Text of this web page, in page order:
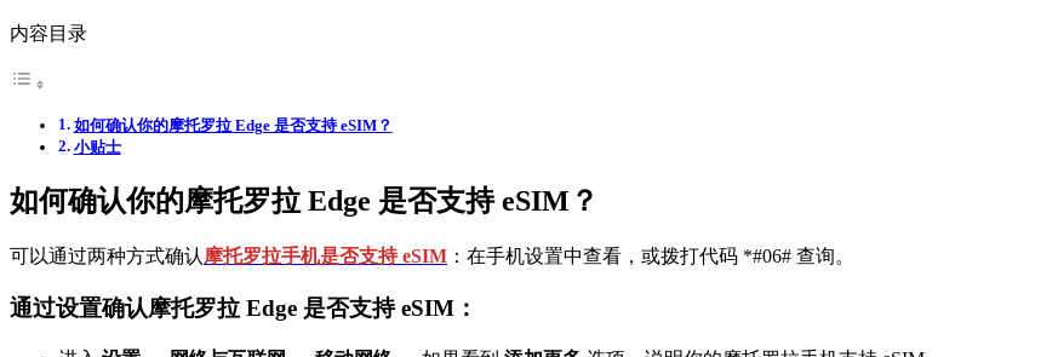
内容目录
如何确认你的摩托罗拉 Edge 是否支持 eSIM？
小贴士
如何确认你的摩托罗拉 Edge 是否支持 eSIM？
可以通过两种方式确认摩托罗拉手机是否支持 eSIM ：在手机设置中查看，或拨打代码 *#06# 查询。
通过设置确认摩托罗拉 Edge 是否支持 eSIM：